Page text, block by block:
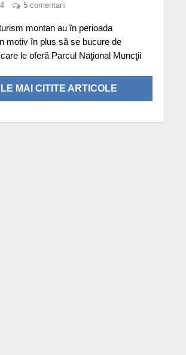
5 comentarii
montan au în perioada
motiv în plus să se bucure de
le oferă Parcul Naţional Muncţii
MAI CITITE ARTICOLE